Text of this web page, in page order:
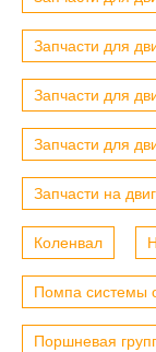
Запчасти для
Запчасти для
Запчасти для
Запчасти на
Коленвал
Помпа системы
Поршневая